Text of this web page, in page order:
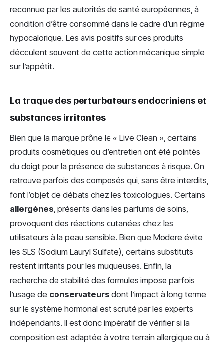
reconnue par les autorités de santé européennes, à
condition d’être consommé dans le cadre d’un régime
hypocalorique. Les avis positifs sur ces produits
découlent souvent de cette action mécanique simple
sur l’appétit.
La traque des perturbateurs endocriniens et
substances irritantes
Bien que la marque prône le « Live Clean », certains
produits cosmétiques ou d’entretien ont été pointés
du doigt pour la présence de substances à risque. On
retrouve parfois des composés qui, sans être interdits,
font l’objet de débats chez les toxicologues. Certains
allergènes, présents dans les parfums de soins,
provoquent des réactions cutanées chez les
utilisateurs à la peau sensible. Bien que Modere évite
les SLS (Sodium Lauryl Sulfate), certains substituts
restent irritants pour les muqueuses. Enfin, la
recherche de stabilité des formules impose parfois
l’usage de conservateurs dont l’impact à long terme
sur le système hormonal est scruté par les experts
indépendants. Il est donc impératif de vérifier si la
composition est adaptée à votre terrain allergique ou à